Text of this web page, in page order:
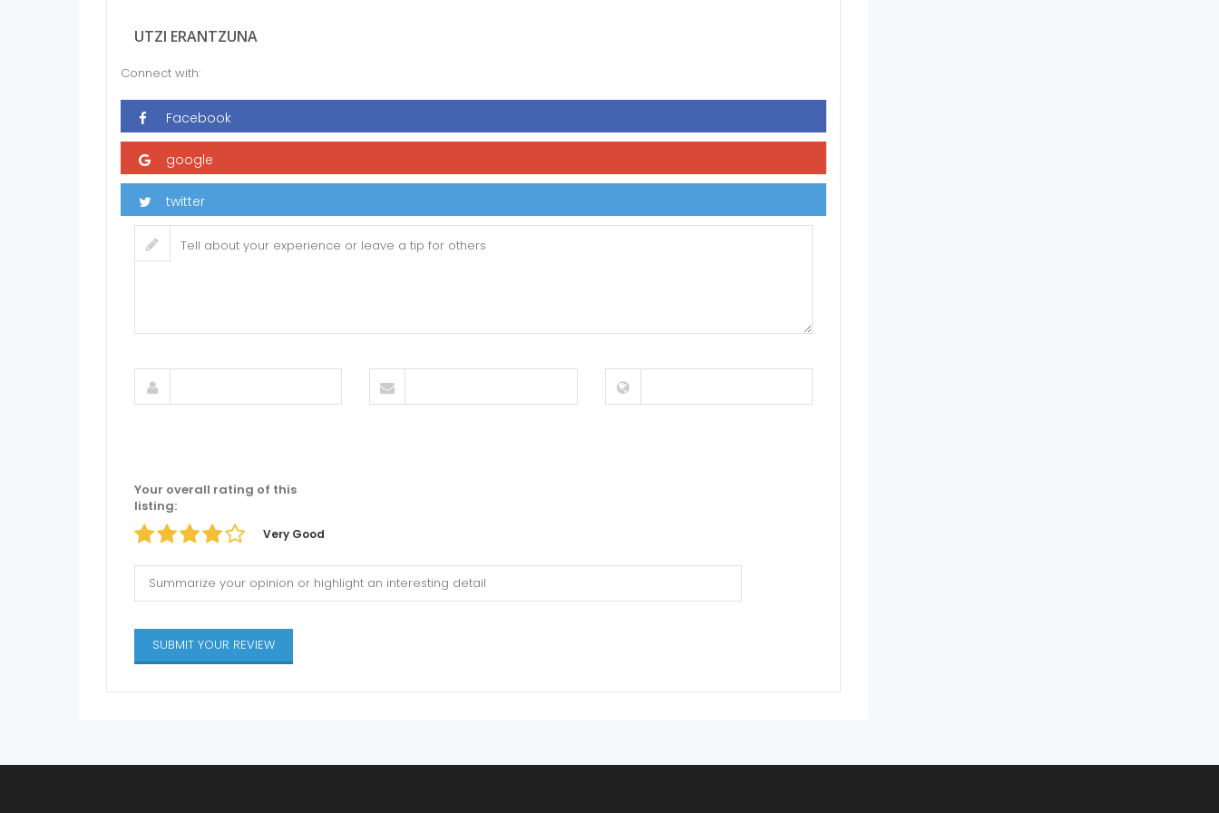
UTZI ERANTZUNA
Connect with:
Your overall rating of this
listing:
Very Good